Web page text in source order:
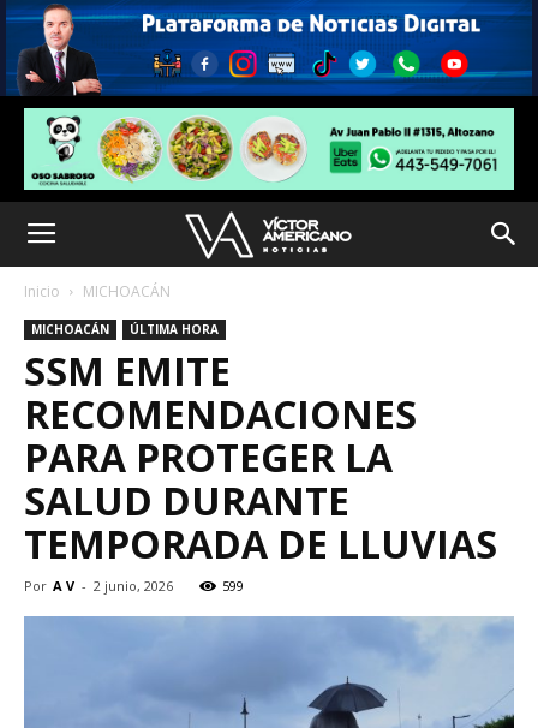
Inicio MICHOACÁN
MICHOACÁN ÚLTIMA HORA
SSM EMITE
RECOMENDACIONES
PARA PROTEGER LA
SALUD DURANTE
TEMPORADA DE LLUVIAS
Por A V - 2 junio, 2026 599